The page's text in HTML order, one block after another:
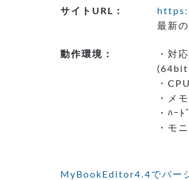
サイトURL：
最新
動作環境：
・対
(64bit
・
・メ
・ﾊｰ
・モ
MyBookEditor4.4でバー